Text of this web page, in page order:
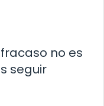
fracaso no es
seguir